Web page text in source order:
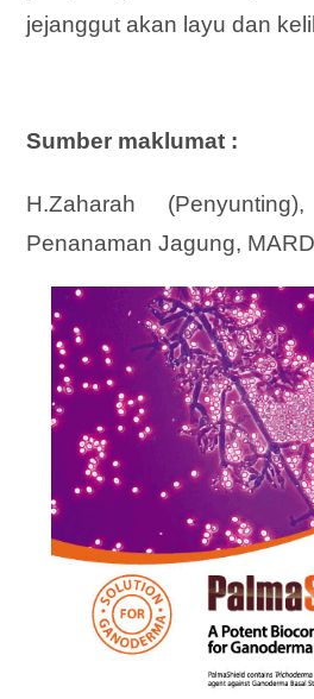
jejanggut akan layu dan
Sumber maklumat :
H.Zaharah
Penanaman Jagung,